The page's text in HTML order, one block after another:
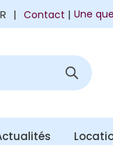
Contact | Une